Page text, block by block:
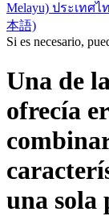
Melayu) ประเทศไ
本語)
Si es necesario,
Una de
ofrecía
una sola